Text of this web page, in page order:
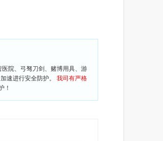
院、弓驽刀剑、赌博用具、游
速进行安全防护。 我司有严格
！